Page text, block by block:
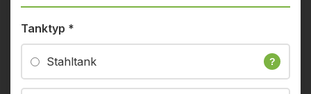
Tanktyp *
Stahltank ?